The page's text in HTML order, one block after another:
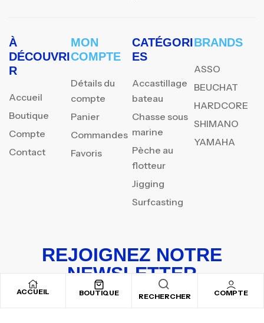
ACCUEIL BOUTIQUE RECHERCHER COMPTE
À
DÉCOUVRI
R
Accueil
Boutique
Compte
Contact
MON
COMPTE
Détails du
compte
Panier
Commandes
Favoris
CATÉGORI
ES
Accastillage
bateau
Chasse sous
marine
Pèche au
flotteur
Jigging
Surfcasting
BRANDS
ASSO
BEUCHAT
HARDCORE
SHIMANO
YAMAHA
REJOIGNEZ NOTRE
NEWSLETTER
Inscrivez-vous pour recevoir nos offres spéciales